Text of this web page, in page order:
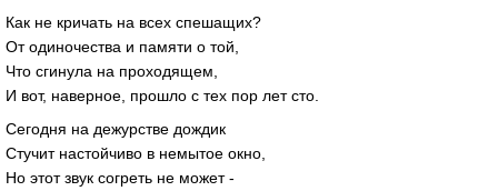
Как не кричать на всех спешащих?
От одиночества и памяти о той,
Что сгинула на проходящем,
И вот, наверное, прошло с тех пор лет сто.
Сегодня на дежурстве дождик
Стучит настойчиво в немытое окно,
Но этот звук согреть не может -